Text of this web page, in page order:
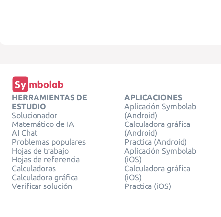
HERRAMIENTAS DE
ESTUDIO
Solucionador
Matemático de IA
AI Chat
Problemas populares
Hojas de trabajo
Hojas de referencia
Calculadoras
Calculadora gráfica
Verificar solución
APLICACIONES
Aplicación Symbolab
(Android)
Calculadora gráfica
(Android)
Practica (Android)
Aplicación Symbolab
(iOS)
Calculadora gráfica
(iOS)
Practica (iOS)